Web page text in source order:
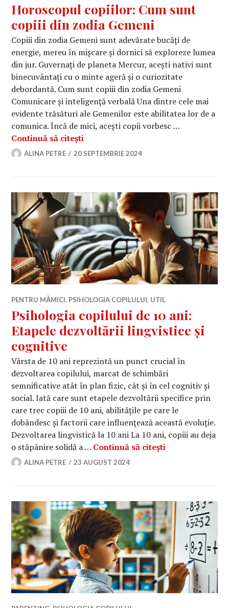
Horoscopul copiilor: Cum sunt
copiii din zodia Gemeni
Copiii din zodia Gemeni sunt adevărate bucăți de
energie, mereu în mișcare și dornici să exploreze lumea
din jur. Guvernați de planeta Mercur, acești nativi sunt
binecuvântați cu o minte ageră și o curiozitate
debordantă. Cum sunt copiii din zodia Gemeni
Comunicare și inteligență verbală Una dintre cele mai
evidente trăsături ale Gemenilor este abilitatea lor de a
comunica. Încă de mici, acești copii vorbesc …
Continuă să citești
ALINA PETRE 20 SEPTEMBRIE 2024
PENTRU MĂMICI, PSIHOLOGIA COPILULUI, UTIL
Psihologia copilului de 10 ani:
Etapele dezvoltării lingvistice și
cognitive
Vârsta de 10 ani reprezintă un punct crucial în
dezvoltarea copilului, marcat de schimbări
semnificative atât în plan fizic, cât și în cel cognitiv și
social. Iată care sunt etapele dezvoltării specifice prin
care trec copiii de 10 ani, abilitățile pe care le
dobândesc și factorii care influențează această evoluție.
Dezvoltarea lingvistică la 10 ani La 10 ani, copiii au deja
o stăpânire solidă a … Continuă să citești
ALINA PETRE 23 AUGUST 2024